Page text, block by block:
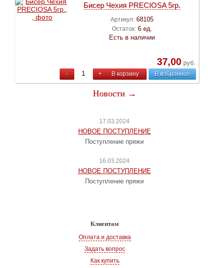
Бисер Чехия PRECIOSA 5гр.
Артикул: 68105
Остаток: 6 ед.
Есть в наличии
37,00руб.
- + В корзину В избранное
Новости →
17.03.2024
НОВОЕ ПОСТУПЛЕНИЕ
Поступление пряжи
16.03.2024
НОВОЕ ПОСТУПЛЕНИЕ
Поступление пряжи
Клиентам
Оплата и доставка
Задать вопрос
Как купить